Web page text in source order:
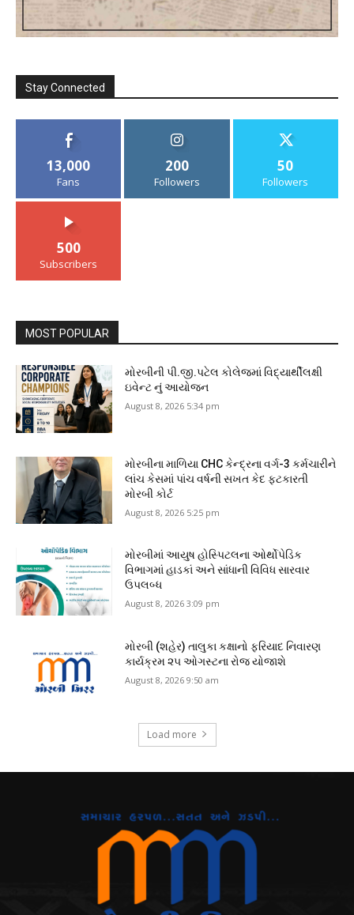
Stay Connected
13,000
Fans
200
Followers
50
Followers
500
Subscribers
MOST POPULAR
મોરબીની પી.જી.પટેલ કોલેજમાં વિદ્યાર્થીલક્ષી
ઇવેન્ટ નું આયોજન
August 8, 2026 5:34 pm
મોરબીના માળિયા CHC કેન્દ્રના વર્ગ-3 કર્મચારીને
લાંચ કેસમાં પાંચ વર્ષની સખત કેદ ફટકારતી
મોરબી કોર્ટ
August 8, 2026 5:25 pm
મોરબીમાં આયુષ હોસ્પિટલના ઓર્થોપેડિક
વિભાગમાં હાડકાં અને સાંધાની વિવિધ સારવાર
ઉપલબ્ધ
August 8, 2026 3:09 pm
મોરબી (શહેર) તાલુકા કક્ષાનો ફરિયાદ નિવારણ
કાર્યક્રમ ૨૫ ઓગસ્ટના રોજ યોજાશે
August 8, 2026 9:50 am
Load more